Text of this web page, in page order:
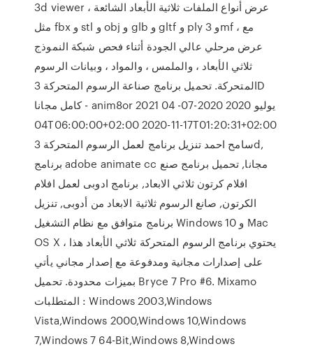
3d viewer عرض أنواع الملفات ثلاثية الأبعاد الشائعة ،
مثل fbx و stl و obj و glb و gltf و ply و 3mf ، مع
عرض مرحلي عالي الجودة أثناء فحص شبكة النموذج
ثلاثي الأبعاد ، والملمس ، والمواد ، وبيانات الرسوم
المتحركة. تحميل برنامج صناعة الرسوم المتحركة 3D
كامل مجانا - anim8or 2021 04 يوليو 2020 2020-07-
04T06:00:00+02:00 2020-11-17T01:20:31+02:00
سامح احمد تنزيل برنامج لعمل الرسوم المتحركة 3d,
برنامج adobe animate cc مجانا, تحميل برنامج صنع
افلام كرتون ثلاثي الابعاد, برنامج ادوبى لعمل افلام
الكرتون, صانع الرسوم ثلاثية الابعاد من أدوبى, تنزيل
برنامج متوافق مع نظام التشغيل Windows 10 و Mac
OS X ، يحتوي برنامج الرسوم المتحركة ثلاثي الأبعاد هذا
على إصدارات مجانية ومدفوعة مع إصدار مجاني يأتي
بميزات محدودة. تحميل Bryce 7 Pro #6. Mixamo
المتطلبات : Windows 2003,Windows
Vista,Windows 2000,Windows 10,Windows
7,Windows 7 64-Bit,Windows 8,Windows